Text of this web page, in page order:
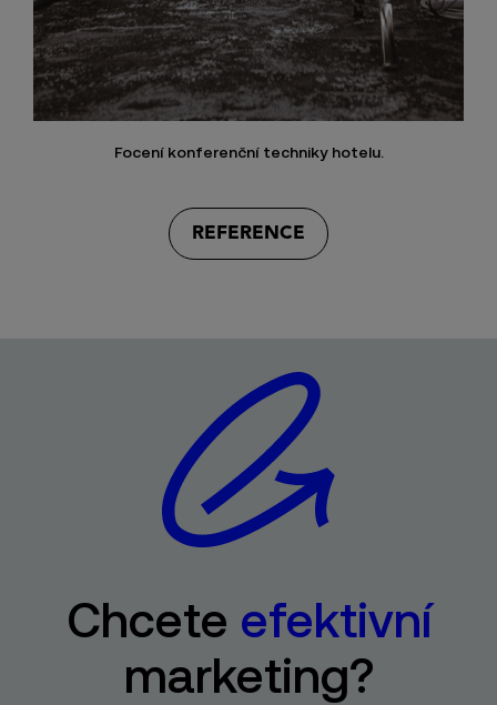
Focení konferenční techniky hotelu.
REFERENCE
Chcete efektivní
marketing?